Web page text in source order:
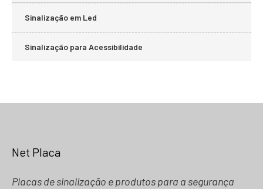
Sinalização em Led
Sinalização para Acessibilidade
Net Placa
Placas de sinalização e produtos para a segurança